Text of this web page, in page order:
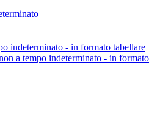
indeterminato - in formato tabellare
a tempo indeterminato - in formato